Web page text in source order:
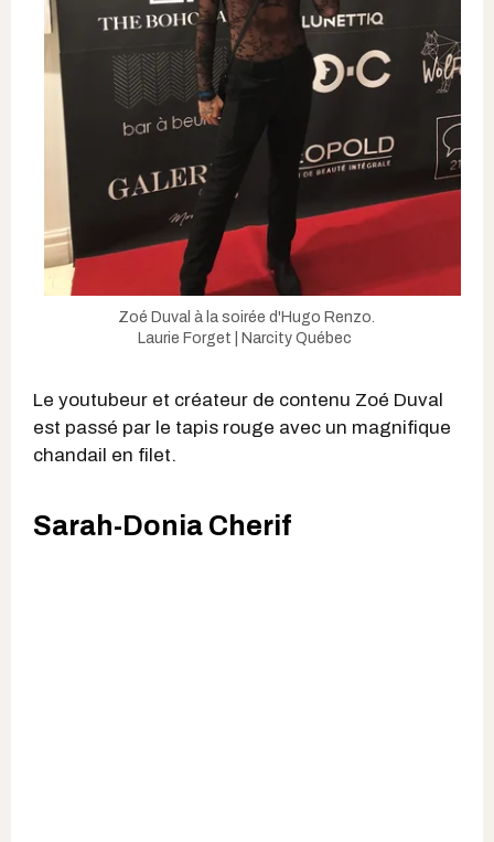
Zoé Duval à la soirée d'Hugo Renzo.
Laurie Forget | Narcity Québec
Le youtubeur et créateur de contenu Zoé Duval
est passé par le tapis rouge avec un magnifique
chandail en filet.
Sarah-Donia Cherif